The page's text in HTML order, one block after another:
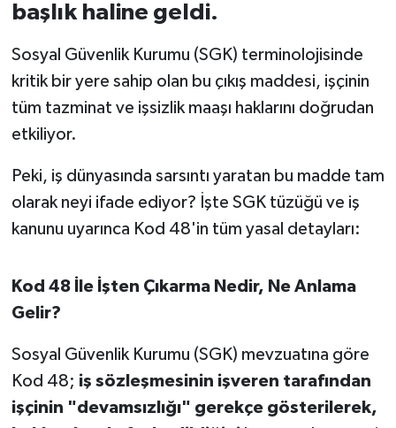
başlık haline geldi.
Sosyal Güvenlik Kurumu (SGK) terminolojisinde
kritik bir yere sahip olan bu çıkış maddesi, işçinin
tüm tazminat ve işsizlik maaşı haklarını doğrudan
etkiliyor.
Peki, iş dünyasında sarsıntı yaratan bu madde tam
olarak neyi ifade ediyor? İşte SGK tüzüğü ve iş
kanunu uyarınca Kod 48'in tüm yasal detayları:
Kod 48 İle İşten Çıkarma Nedir, Ne Anlama
Gelir?
Sosyal Güvenlik Kurumu (SGK) mevzuatına göre
Kod 48; iş sözleşmesinin işveren tarafından
işçinin "devamsızlığı" gerekçe gösterilerek,
KÜLTÜR-SANAT
MANŞET
Manyas
Resmi İlanlar
SAĞLIK